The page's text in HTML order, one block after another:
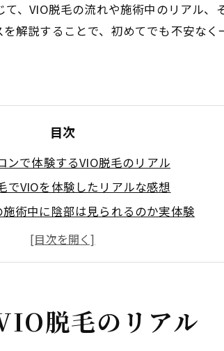
、VIO脱毛の流れや施術中のリアル
解説することで、初めてでも不安な
目次
ンで体験するVIO脱毛のリアル
でVIOを体験したリアルな感想
施術中に陰部は見られるのか実体験
フと女性スタッフの対応の違いに注目
脱毛で感じた恥ずかしさの乗り越え方
したVIO脱毛体験談の真実
経験者が語る恥ずかしさの本音
脱毛のリアル